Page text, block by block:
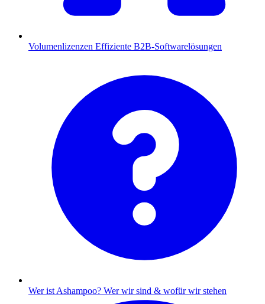
Volumenlizenzen Effiziente B2B-Softwarelösungen
Wer ist Ashampoo? Wer wir sind & wofür wir stehen